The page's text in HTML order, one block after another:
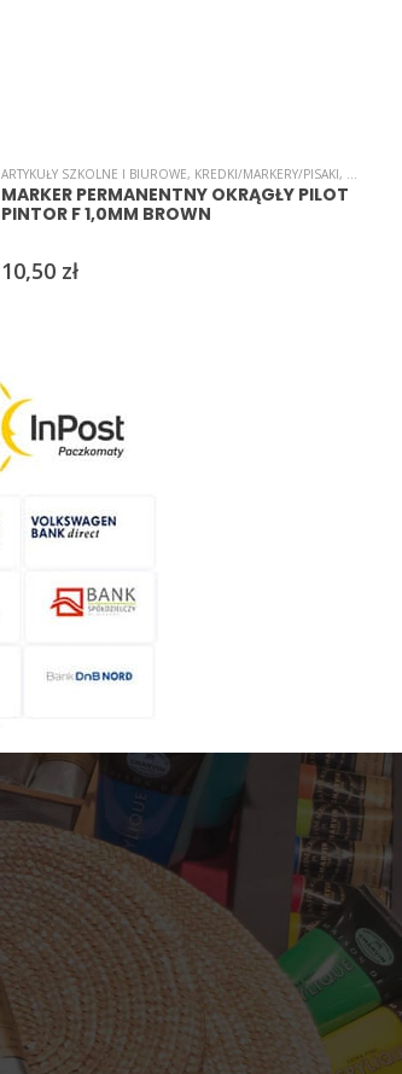
ARTYKUŁY SZKOLNE I BIUROWE, KREDKI/MARKERY/PISAKI,
MARKER PERMANENTNY OKRĄGŁY PILOT
PINTOR F 1,0MM BROWN
10,50 zł